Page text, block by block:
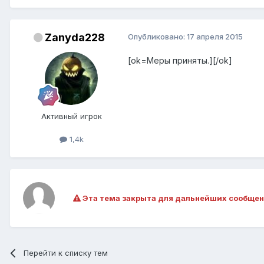
Zanyda228
Активный игрок
1,4k
Опубликовано: 17 апреля 2015
[ok=Меры приняты.][/ok]
Эта тема закрыта для дальнейших
Перейти к списку тем